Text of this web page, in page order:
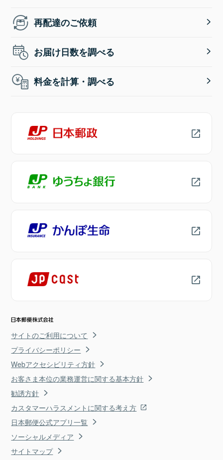
再配達のご依頼
お届け日数を調べる
料金を計算・調べる
サイトのご利用について
プライバシーポリシー
Webアクセシビリティ方針
お客さま本位の業務運営に関する基本方針
勧誘方針
カスタマーハラスメントに関する考え方
日本郵便公式アプリ一覧
ソーシャルメディア
サイトマップ